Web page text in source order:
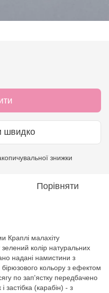
швидко
знижки
Порівняти
Краплі малахіту
колір натуральних
надані намистини з
бірюзового кольору з ефектом
по зап'ястку передбачено
(карабін) - з